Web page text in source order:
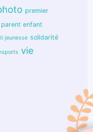
premier
enfant
jeunesse solidarité
vie